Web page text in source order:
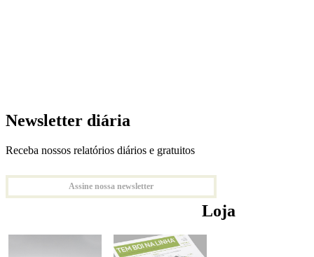
Newsletter diária
Receba nossos relatórios diários e gratuitos
Assine nossa newsletter
Loja